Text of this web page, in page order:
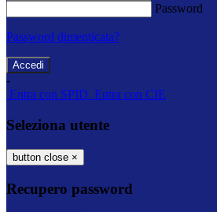
Password
Password dimenticata?
-
Entra con SPID Entra con CIE
Seleziona utente
button close ×
Recupero password